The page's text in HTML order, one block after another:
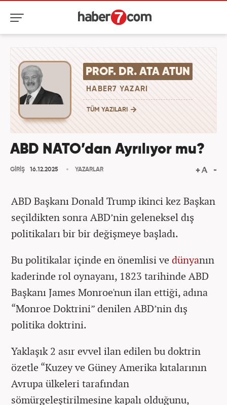
PROF. DR. ATA ATUN
HABER7 YAZARI
TÜM YAZILARI
ABD NATO’dan Ayrılıyor mu?
GİRİŞ 16.12.2025 YAZARLAR
ABD Başkanı Donald Trump ikinci kez Başkan
seçildikten sonra ABD’nin geleneksel dış
politikaları bir bir değişmeye başladı.
Bu politikalar içinde en önemlisi ve dünyanın
kaderinde rol oynayanı, 1823 tarihinde ABD
Başkanı James Monroe'nun ilan ettiği, adına
“Monroe Doktrini” denilen ABD’nin dış
politika doktrini.
Yaklaşık 2 asır evvel ilan edilen bu doktrin
özetle “Kuzey ve Güney Amerika kıtalarının
Avrupa ülkeleri tarafından
sömürgeleştirilmesine kapalı olduğunu,